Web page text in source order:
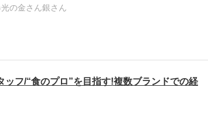
の金さん銀さん
フ/“食のプロ”を目指す!複数ブランドでの経